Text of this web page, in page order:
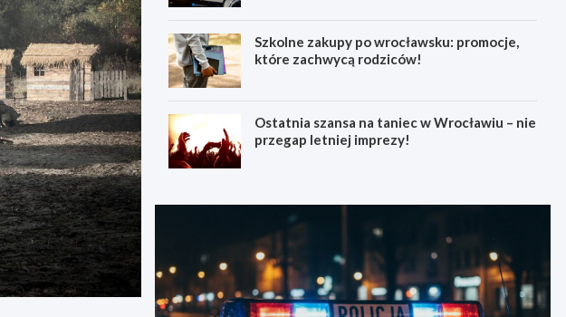
Szkolne zakupy po wrocławsku: promocje,
które zachwycą rodziców!
Ostatnia szansa na taniec w Wrocławiu – nie
przegap letniej imprezy!